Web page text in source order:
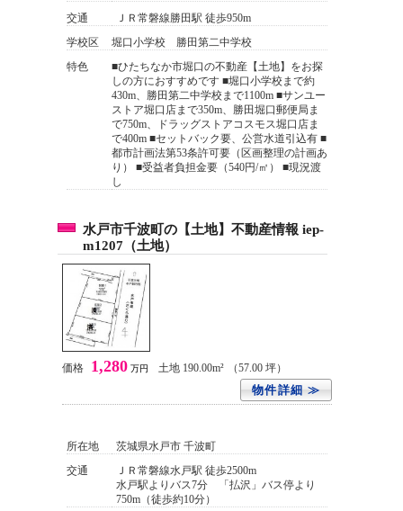
交通
ＪＲ常磐線勝田駅 徒歩950m
学校区
堀口小学校 勝田第二中学校
特色
■ひたちなか市堀口の不動産【土地】をお探
しの方におすすめです ■堀口小学校まで約
430m、勝田第二中学校まで1100m ■サンユー
ストア堀口店まで350m、勝田堀口郵便局ま
で750m、ドラッグストアコスモス堀口店ま
で400m ■セットバック要、公営水道引込有 ■
都市計画法第53条許可要（区画整理の計画あ
り） ■受益者負担金要（540円/㎡） ■現況渡
し
水戸市千波町の【土地】不動産情報 iep-
m1207（土地）
価格 1,280 万円 土地 190.00m² （57.00 坪）
物件詳細 ≫
所在地
茨城県水戸市 千波町
交通
ＪＲ常磐線水戸駅 徒歩2500m
水戸駅よりバス7分 「払沢」バス停より
750m（徒歩約10分）